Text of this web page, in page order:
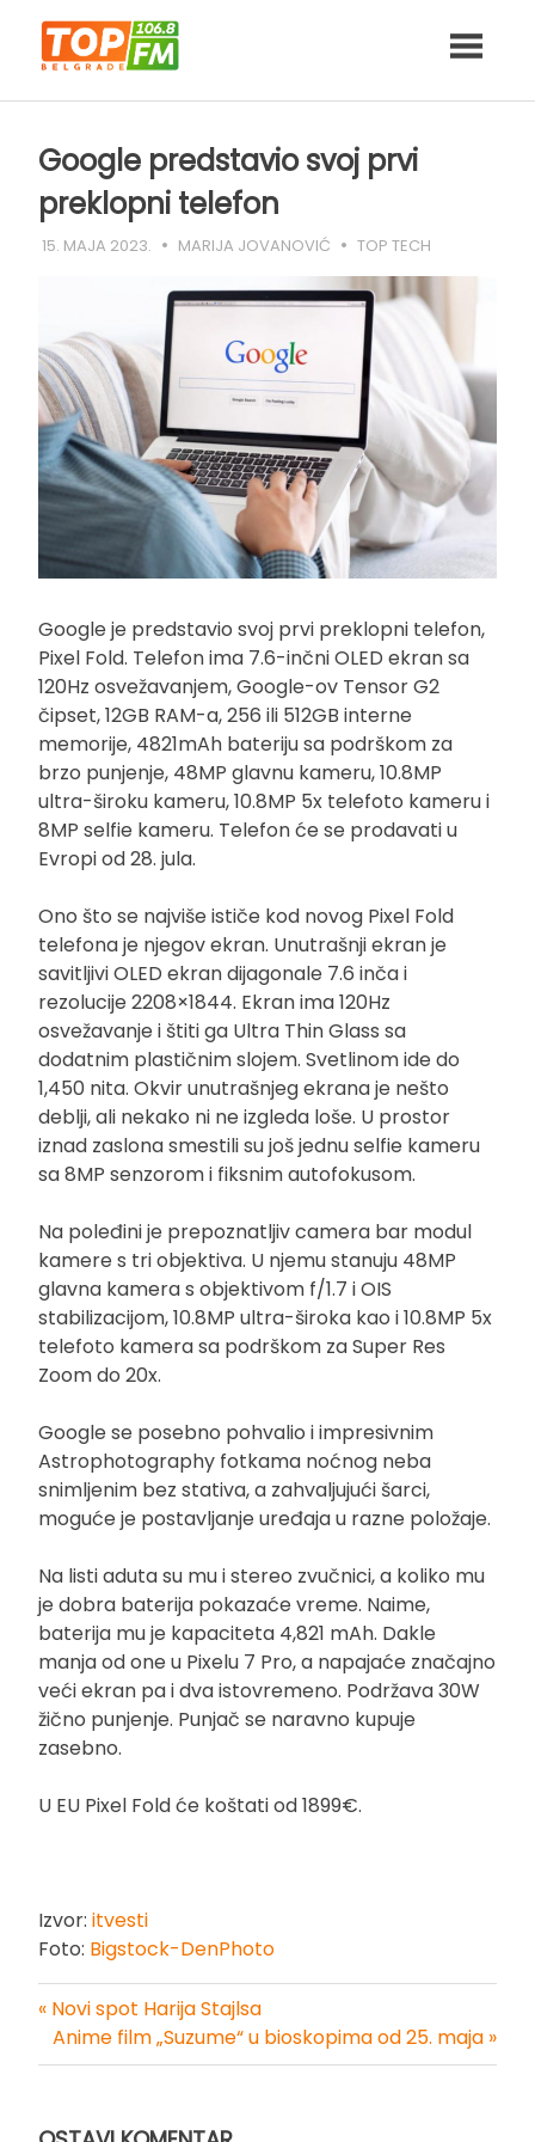
content
Google predstavio svoj prvi
preklopni telefon
15. MAJA 2023. MARIJA JOVANOVIĆ TOP TECH
Google je predstavio svoj prvi preklopni telefon,
Pixel Fold. Telefon ima 7.6-inčni OLED ekran sa
120Hz osvežavanjem, Google-ov Tensor G2
čipset, 12GB RAM-a, 256 ili 512GB interne
memorije, 4821mAh bateriju sa podrškom za
brzo punjenje, 48MP glavnu kameru, 10.8MP
ultra-široku kameru, 10.8MP 5x telefoto kameru i
8MP selfie kameru. Telefon će se prodavati u
Evropi od 28. jula.
Ono što se najviše ističe kod novog Pixel Fold
telefona je njegov ekran. Unutrašnji ekran je
savitljivi OLED ekran dijagonale 7.6 inča i
rezolucije 2208×1844. Ekran ima 120Hz
osvežavanje i štiti ga Ultra Thin Glass sa
dodatnim plastičnim slojem. Svetlinom ide do
1,450 nita. Okvir unutrašnjeg ekrana je nešto
deblji, ali nekako ni ne izgleda loše. U prostor
iznad zaslona smestili su još jednu selfie kameru
sa 8MP senzorom i fiksnim autofokusom.
Na poleđini je prepoznatljiv camera bar modul
kamere s tri objektiva. U njemu stanuju 48MP
glavna kamera s objektivom f/1.7 i OIS
stabilizacijom, 10.8MP ultra-široka kao i 10.8MP 5x
telefoto kamera sa podrškom za Super Res
Zoom do 20x.
Google se posebno pohvalio i impresivnim
Astrophotography fotkama noćnog neba
snimljenim bez stativa, a zahvaljujući šarci,
moguće je postavljanje uređaja u razne položaje.
Na listi aduta su mu i stereo zvučnici, a koliko mu
je dobra baterija pokazaće vreme. Naime,
baterija mu je kapaciteta 4,821 mAh. Dakle
manja od one u Pixelu 7 Pro, a napajaće značajno
veći ekran pa i dva istovremeno. Podržava 30W
žično punjenje. Punjač se naravno kupuje
zasebno.
U EU Pixel Fold će koštati od 1899€.
Izvor: itvesti
Foto: Bigstock-DenPhoto
Kretanje
« Novi spot Harija Stajlsa
Anime film „Suzume“ u bioskopima od 25. maja »